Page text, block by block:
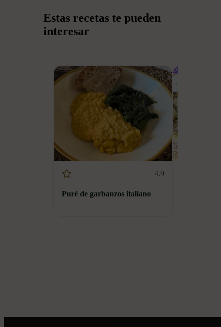
Estas recetas te pueden
interesar
4.9
Puré de garbanzos italiano